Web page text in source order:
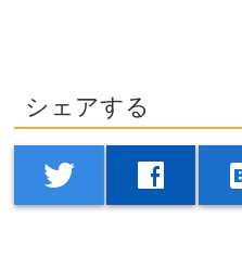
シェアする
twitter facebook